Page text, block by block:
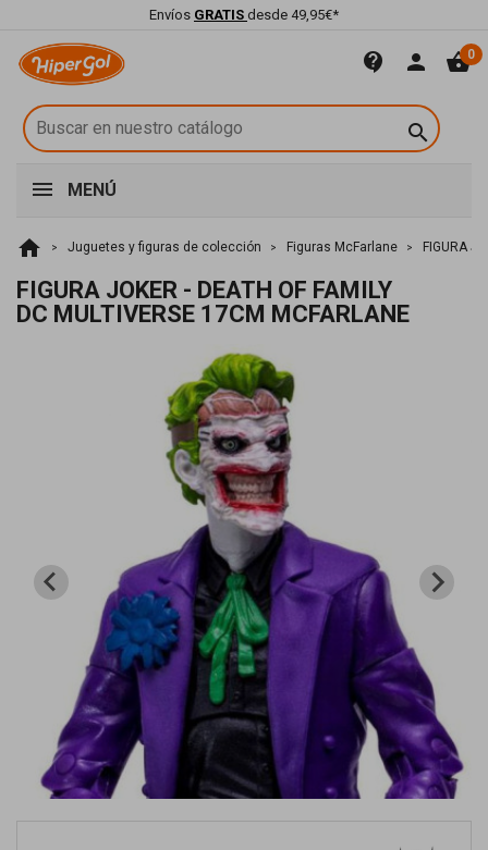
Envíos GRATIS desde 49,95€*
contact_support person shopping_basket0

MENÚ
home Juguetes y figuras de colección Figuras McFarlane FIGURA
FIGURA JOKER - DEATH OF FAMILY
DC MULTIVERSE 17CM MCFARLANE